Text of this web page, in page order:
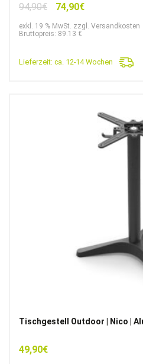
94,90€
Ursprünglicher
war:
74,90€Aktueller
ist:
exkl. 19 % MwSt. zzgl. Versandkosten
Bruttopreis: 89.13 €
Lieferzeit: ca. 12-14 Wochen
Tischgestell Outdoor | Nico |
49,90€